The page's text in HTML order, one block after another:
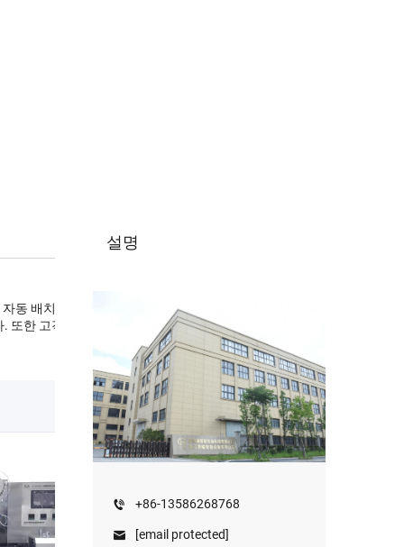
설명
+86-13586268768
[email protected]
동 배치 및 포장에
또한 고객의 니즈에